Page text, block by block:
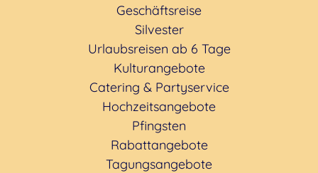
Geschäftsreise
Silvester
Urlaubsreisen ab 6 Tage
Kulturangebote
Catering & Partyservice
Hochzeitsangebote
Pfingsten
Rabattangebote
Tagungsangebote